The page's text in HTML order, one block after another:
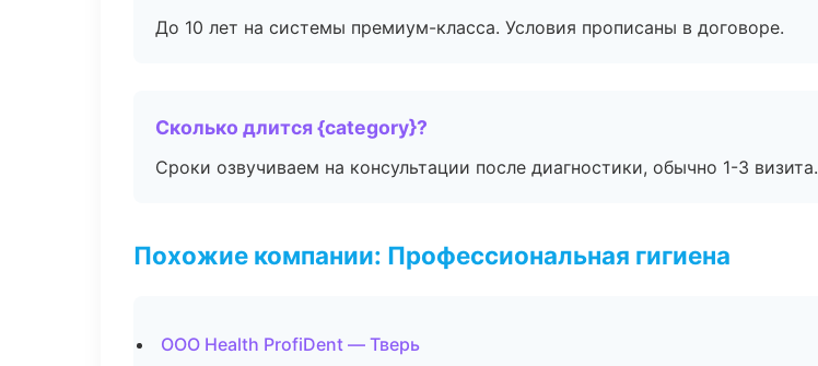
До 10 лет на системы премиум-класса. Условия прописаны в договоре.
Сколько длится {category}?
Сроки озвучиваем на консультации после диагностики, обычно 1-3 визита.
Похожие компании: Профессиональная гигиена
ООО Health ProfiDent — Тверь